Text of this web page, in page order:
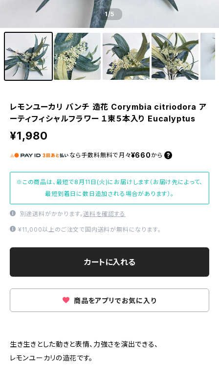
1/5
レモンユーカリ バンチ 造花 Corymbia citriodora ア
ーティフィシャルフラワー １束５本入り Eucalyptus
¥1,980
なら 手数料無料で 月々¥660 から
※この商品は、最短で8月11日(火)にお届けします（お届け先によって、
最短到着日に数日追加される場合があります）。
別途送料がかかります。送料を確認する
¥11,000以上のご注文で国内送料が無料になります。
カートに入れる
商品をアプリでお気に入り
生き生きとした動きと表情、力強さを演出できる、
レモンユーカリの造花です。